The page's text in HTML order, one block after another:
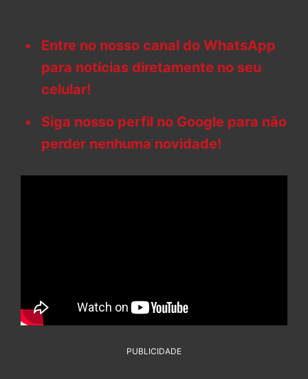
Entre no nosso canal do WhatsApp
para notícias diretamente no seu
celular!
Siga nosso perfil no Google para não
perder nenhuma novidade!
PUBLICIDADE